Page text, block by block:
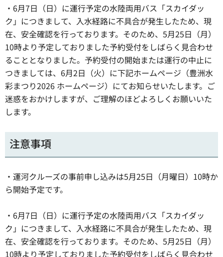
・6月7日（日）に運行予定の水陸両用バス「スカイダッ
ク」につきまして、入水経路に不具合が発生したため、現
在、安全確認を行っております。そのため、5月25日（月）
10時より予定しておりました予約受付をしばらく見合わせ
ることとなりました。予約受付の開始または運行の中止に
つきましては、6月2日（火）に下記ホームページ（豊洲水
彩まつり2026 ホームページ）にてお知らせいたします。ご
迷惑をおかけしますが、ご理解のほどよろしくお願いいた
します。
注意事項
・運河クルーズの事前申し込みは5月25日（月曜日）10時か
ら開始予定です。
・6月7日（日）に運行予定の水陸両用バス「スカイダッ
ク」につきまして、入水経路に不具合が発生したため、現
在、安全確認を行っております。そのため、5月25日（月）
10時より予定しておりました予約受付をしばらく見合わせ